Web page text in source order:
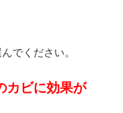
でください。
カビに効果が